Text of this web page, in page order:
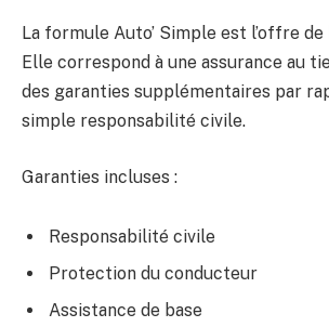
La formule Auto’ Simple est l’offre de
Elle correspond à une assurance au
des garanties supplémentaires par
simple responsabilité civile.
Garanties incluses :
Responsabilité civile
Protection du conducteur
Assistance de base